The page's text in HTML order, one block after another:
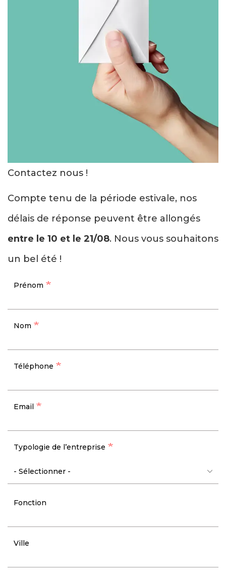
Contactez nous !
Compte tenu de la période estivale, nos
délais de réponse peuvent être allongés
entre le 10 et le 21/08. Nous vous souhaitons
un bel été !
Prénom
Nom
Téléphone
Email
Typologie de l’entreprise
Fonction
Ville